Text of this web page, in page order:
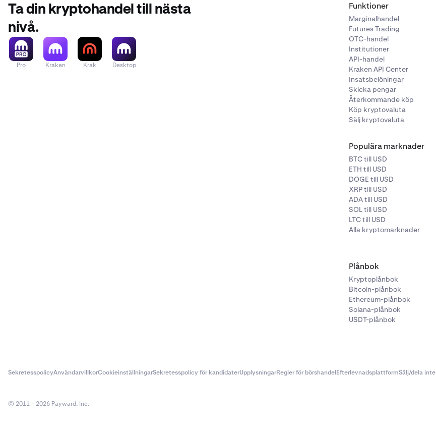
Ta din kryptohandel till nästa
nivå.
Pro Kraken Krak Desktop
Funktioner
Marginalhandel
Futures Trading
OTC-handel
Institutioner
API-handel
Kraken API Center
Insatsbelöningar
Skicka pengar
Återkommande köp
Köp kryptovaluta
Sälj kryptovaluta
Populära marknader
BTC till USD
ETH till USD
DOGE till USD
XRP till USD
ADA till USD
SOL till USD
LTC till USD
Alla kryptomarknader
Plånbok
Kryptoplånbok
Bitcoin-plånbok
Ethereum-plånbok
Solana-plånbok
USDT-plånbok
SekretesspolicyAnvändarvillkorCookieinställningarSekretesspolicy för kandidaterUpplysningarRegler för börshandelEfterlevnadsplattformSälj/dela inte
© 2011 – 2026 Payward, Inc.